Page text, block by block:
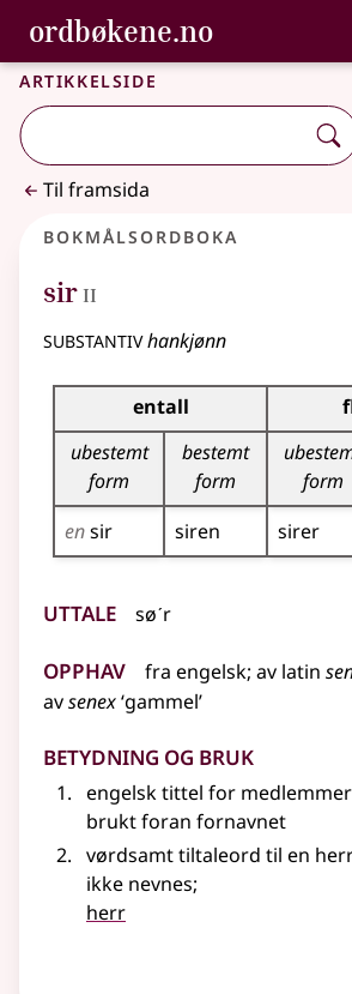
Gå til hovudinnhald
Tilgjenge
ordbøkene.no,
Bokmålsordboka og Nynorskordboka
Artikkelside
Til framsida
Bokmålsordboka
sir 2
II
substantivhankjønn
Bøyingstabell for dette
entall
ubestemt
form
bestemt
form
form
ensir siren sirer
Uttale søˊr
Opphav fra engelsk; av latin
avsenex‘gammel’
Betydning og bruk
engelsk tittel for
brukt foran fornavnet
vørdsamt tiltaleord til en
ikke nevnes;
herr